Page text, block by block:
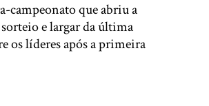
campeonato que abriu a
e largar da última
os líderes após a primeira